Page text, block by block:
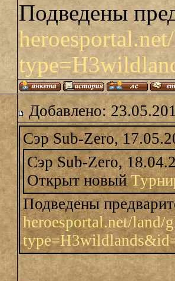
Подведены
Добавлено:
Сэр Sub-Zero,
Сэр Sub-Zero,
Открыт новый
Подведены
heroesportal.net/land/